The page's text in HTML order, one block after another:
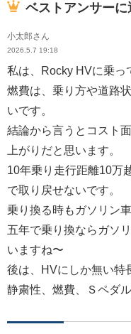
ベストアンサー
小太郎さん
2026.5.7 19:18
私は、Rocky HVに乗っ
燃費は、乗り方や道路
いです。
結論から言うとコスト
上がりだと思います。
10年乗り走行距離10万
で取り戻せないです。
乗り換る時もガソリン
五年で乗り換ならガソ
いますね〜
後は、HVにしか無い特
静粛性、燃費、Ｓペダ